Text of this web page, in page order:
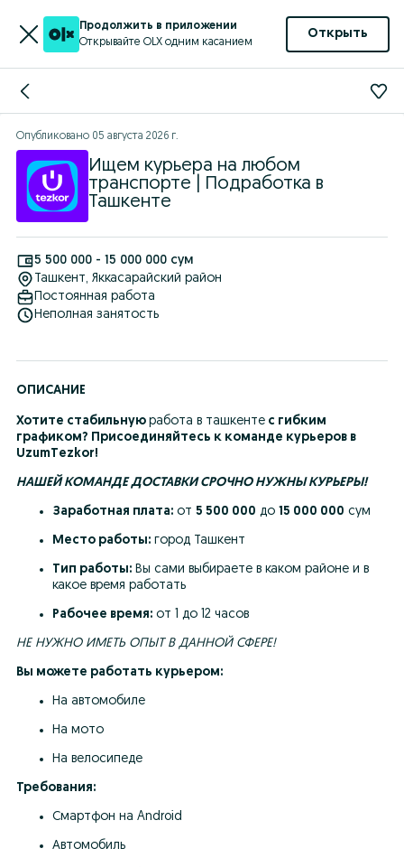
Продолжить в приложении
Открывайте OLX одним касанием
Открыть
Опубликовано 05 августа 2026 г.
Ищем курьера на любом
транспорте | Подработка в
Ташкенте
5 500 000 - 15 000 000 сум
Ташкент, Яккасарайский район
Постоянная работа
Неполная занятость
ОПИСАНИЕ
Хотите стабильную работа в ташкенте с гибким
графиком? Присоединяйтесь к команде курьеров в
UzumTezkor!
НАШЕЙ КОМАНДЕ ДОСТАВКИ СРОЧНО НУЖНЫ КУРЬЕРЫ!
Заработная плата: от 5 500 000 до 15 000 000 сум
Место работы: город Ташкент
Тип работы: Вы сами выбираете в каком районе и в
какое время работать
Рабочее время: от 1 до 12 часов
НЕ НУЖНО ИМЕТЬ ОПЫТ В ДАННОЙ СФЕРЕ!
Вы можете работать курьером:
На автомобиле
На мото
На велосипеде
Требования:
Смартфон на Android
Автомобиль